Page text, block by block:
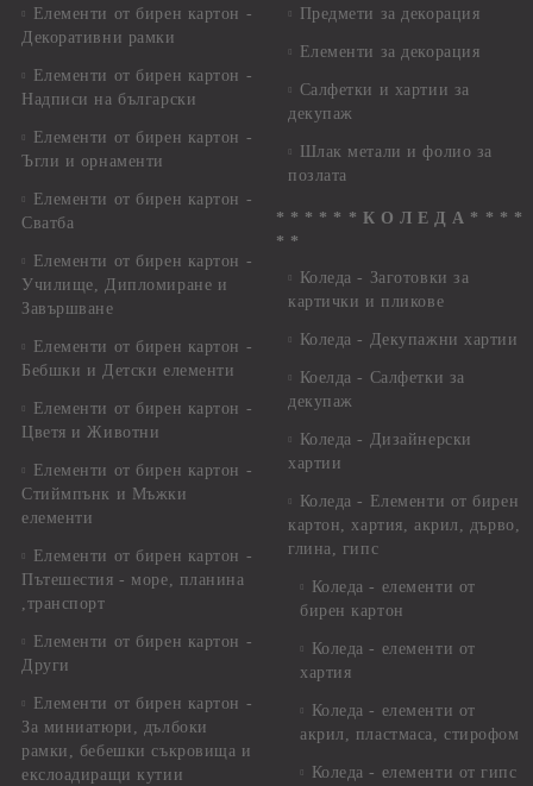
Елементи от бирен картон -
Декоративни рамки
Елементи от бирен картон -
Надписи на български
Елементи от бирен картон -
Ъгли и орнаменти
Елементи от бирен картон -
Сватба
Елементи от бирен картон -
Училище, Дипломиране и
Завършване
Елементи от бирен картон -
Бебшки и Детски елементи
Елементи от бирен картон -
Цветя и Животни
Елементи от бирен картон -
Стиймпънк и Мъжки
елементи
Елементи от бирен картон -
Пътешестия - море, планина
,транспорт
Елементи от бирен картон -
Други
Елементи от бирен картон -
За миниатюри, дълбоки
рамки, бебешки съкровища и
екслоадиращи кутии
Предмети за декорация
Елементи за декорация
Салфетки и хартии за
декупаж
Шлак метали и фолио за
позлата
* * * * * * К О Л Е Д А * * * *
* *
Коледа - Заготовки за
картички и пликове
Коледа - Декупажни хартии
Коелда - Салфетки за
декупаж
Коледа - Дизайнерски
хартии
Коледа - Eлементи от бирен
картон, хартия, акрил, дърво,
глина, гипс
Коледа - елементи от
бирен картон
Коледа - елементи от
хартия
Коледа - елементи от
акрил, пластмаса, стирофом
Коледа - елементи от гипс